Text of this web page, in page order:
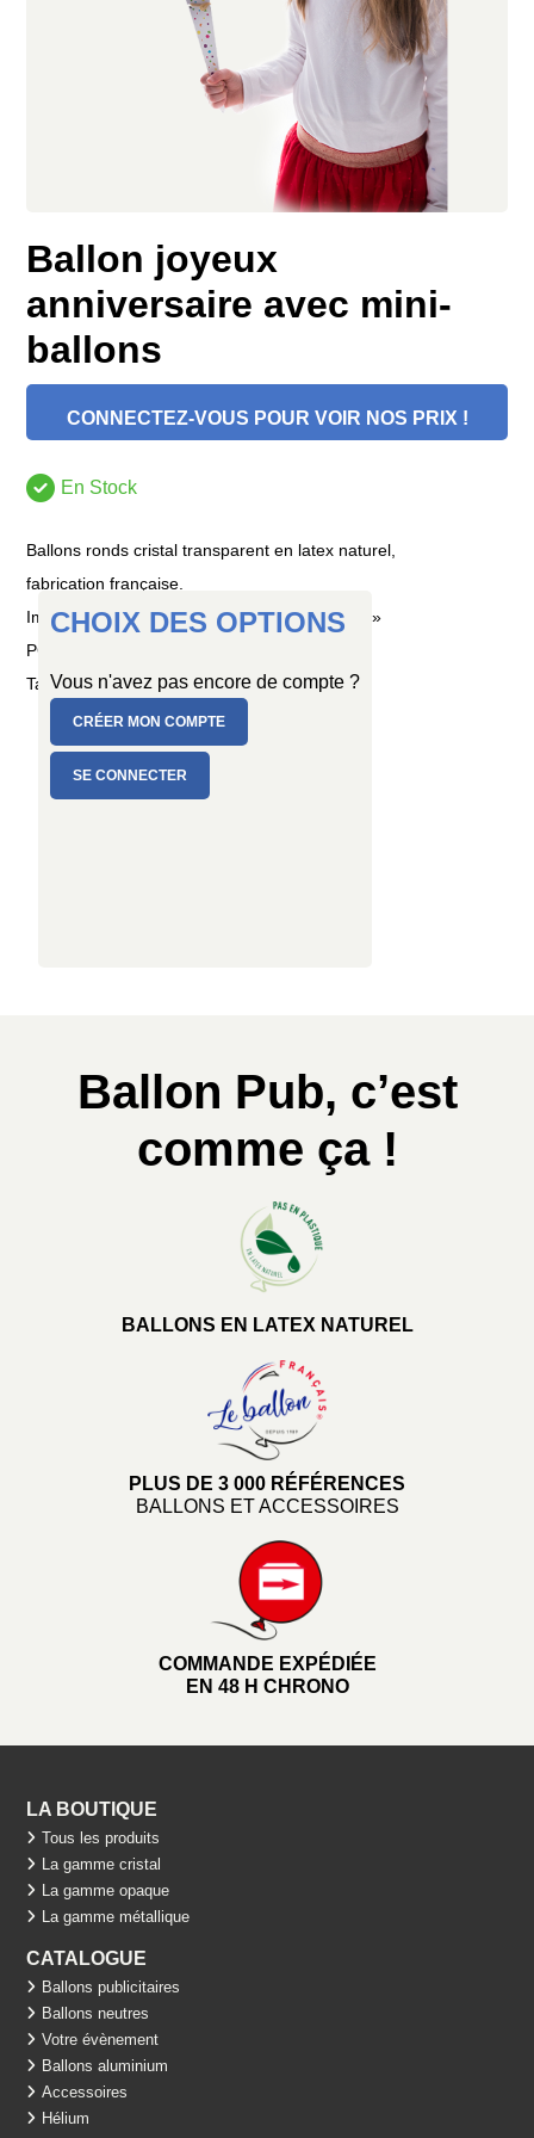
Ballon joyeux
anniversaire avec mini-
ballons
CONNECTEZ-VOUS POUR VOIR NOS PRIX !
En Stock
Ballons ronds cristal transparent en latex naturel,
fabrication française.
Impression tout autour « Joyeux Anniversaire »
PC de 6 ballons + 6 mini-ballons multicolores
Taille : Ø 30/34 cm
CHOIX DES OPTIONS
Vous n'avez pas encore de compte ?
CRÉER MON COMPTE
SE CONNECTER
Ballon Pub, c’est
comme ça !
BALLONS EN LATEX NATUREL
PLUS DE 3 000 RÉFÉRENCES
BALLONS ET ACCESSOIRES
COMMANDE EXPÉDIÉE
EN 48 H CHRONO
LA BOUTIQUE
Tous les produits
La gamme cristal
La gamme opaque
La gamme métallique
CATALOGUE
Ballons publicitaires
Ballons neutres
Votre évènement
Ballons aluminium
Accessoires
Hélium